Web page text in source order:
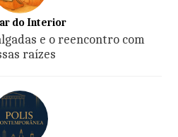
do Interior
e o reencontro com
raízes